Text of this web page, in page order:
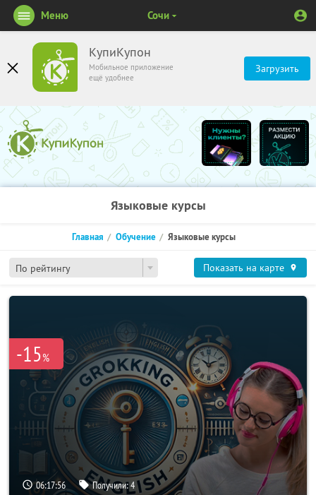
КупиКупон
Мобильное приложение
ещё удобнее
Загрузить
Меню Сочи
Языковые курсы
По рейтингу
Главная Обучение Языковые курсы
Показать на карте
-15%
06:17:55 Получили:4